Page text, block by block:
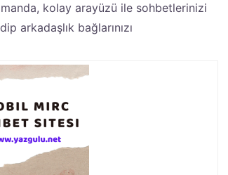
kolay arayüzü ile sohbetlerinizi
arkadaşlık bağlarınızı